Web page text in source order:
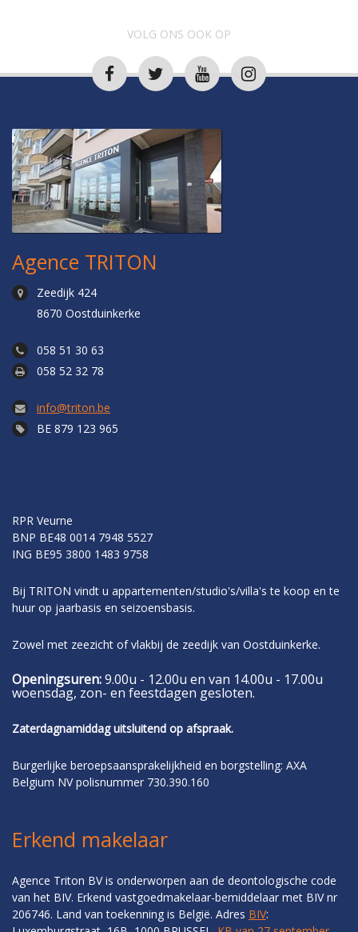
VOLG ONS OOK OP
Agence TRITON
Zeedijk 424
8670 Oostduinkerke
058 51 30 63
058 52 32 78
info@triton.be
BE 879 123 965
RPR Veurne
BNP BE48 0014 7948 5527
ING BE95 3800 1483 9758
Bij TRITON vindt u appartementen/studio's/villa's te koop en te
huur op jaarbasis en seizoensbasis.
Zowel met zeezicht of vlakbij de zeedijk van Oostduinkerke.
Openingsuren:9.00u - 12.00u en van 14.00u - 17.00u
woensdag, zon- en feestdagen gesloten.
Zaterdagnamiddag uitsluitend op afspraak.
Burgerlijke beroepsaansprakelijkheid en borgstelling: AXA
Belgium NV polisnummer 730.390.160
Erkend makelaar
Agence Triton BV is onderworpen aan de deontologische code
van het BIV. Erkend vastgoedmakelaar-bemiddelaar met BIV nr
206746. Land van toekenning is België. Adres BIV: